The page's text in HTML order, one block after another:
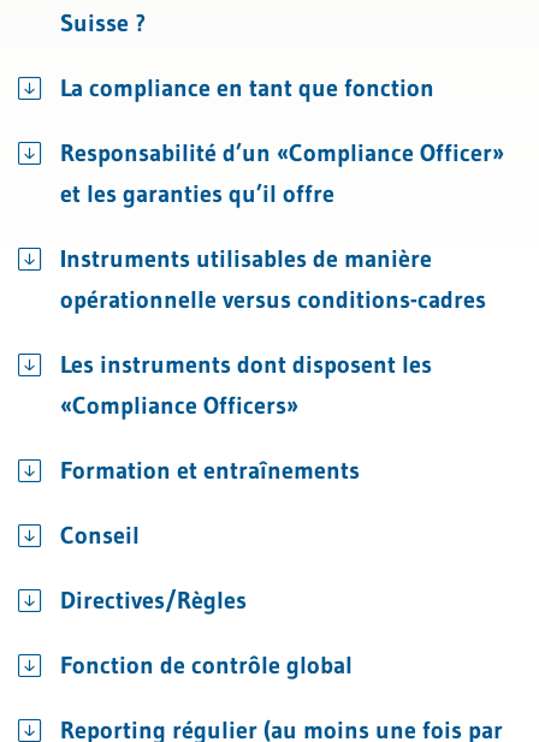
Suisse ?
La compliance en tant que fonction
Responsabilité d’un «Compliance Officer»
et les garanties qu’il offre
Instruments utilisables de manière
opérationnelle versus conditions-cadres
Les instruments dont disposent les
«Compliance Officers»
Formation et entraînements
Conseil
Directives/Règles
Fonction de contrôle global
Reporting régulier (au moins une fois par